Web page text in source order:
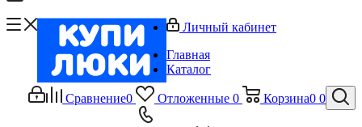
Сравнение0 Отложенные 0 Корзина0 0
Личный кабинет
Главная
Каталог